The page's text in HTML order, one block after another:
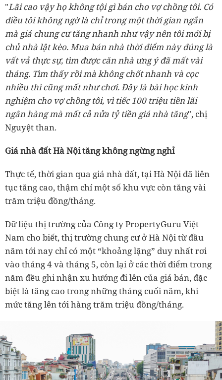
"Lãi cao vậy họ không tội gì bán cho vợ chồng tôi. Có
điều tôi không ngờ là chỉ trong một thời gian ngắn
mà giá chung cư tăng nhanh như vậy nên tôi mới bị
chủ nhà lật kèo. Mua bán nhà thời điểm này đúng là
vất vả thực sự, tìm được căn nhà ưng ý đã mất vài
tháng. Tìm thấy rồi mà không chốt nhanh và cọc
nhiều thì cũng mất như chơi. Đây là bài học kinh
nghiệm cho vợ chồng tôi, vì tiếc 100 triệu tiền lãi
ngân hàng mà mất cả nửa tỷ tiền giá nhà tăng", chị
Nguyệt than.
Giá nhà đất Hà Nội tăng không ngừng nghỉ
Thực tế, thời gian qua giá nhà đất, tại Hà Nội đã liên
tục tăng cao, thậm chí một số khu vực còn tăng vài
trăm triệu đồng/tháng.
Dữ liệu thị trường của Công ty PropertyGuru Việt
Nam cho biết, thị trường chung cư ở Hà Nội từ đầu
năm tới nay chỉ có một “khoảng lặng” duy nhất rơi
vào tháng 4 và tháng 5, còn lại ở các thời điểm trong
năm đều ghi nhận xu hướng đi lên của giá bán, đặc
biệt là tăng cao trong những tháng cuối năm, khi
mức tăng lên tới hàng trăm triệu đồng/tháng.